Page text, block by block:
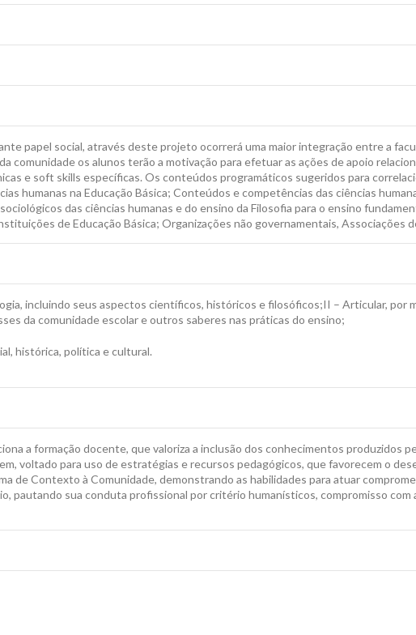
papel social, através deste projeto ocorrerá uma maior integração entre a
os alunos terão a motivação para efetuar as ações de apoio
e soft skills específicas. Os conteúdos programáticos sugeridos para
humanas na Educação Básica; Conteúdos e competências das ciências
das ciências humanas e do ensino da Filosofia para o ensino
de Educação Básica; Organizações não governamentais, Associações
incluindo seus aspectos científicos, históricos e filosóficos;II – Articular, por
da comunidade escolar e outros saberes nas práticas do ensino;
histórica, política e cultural.
a formação docente, que valoriza a inclusão dos conhecimentos produzidos
voltado para uso de estratégias e recursos pedagógicos, que favorecem o
de Contexto à Comunidade, demonstrando as habilidades para atuar
pautando sua conduta profissional por critério humanísticos, compromisso com